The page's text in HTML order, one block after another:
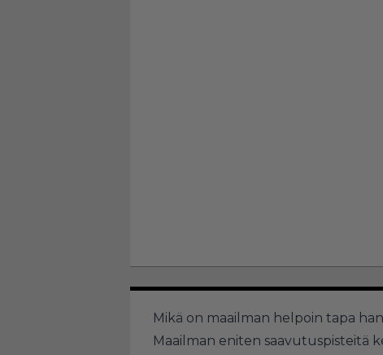
Mikä on maailman helpoin tapa
Maailman eniten saavutuspisteitä